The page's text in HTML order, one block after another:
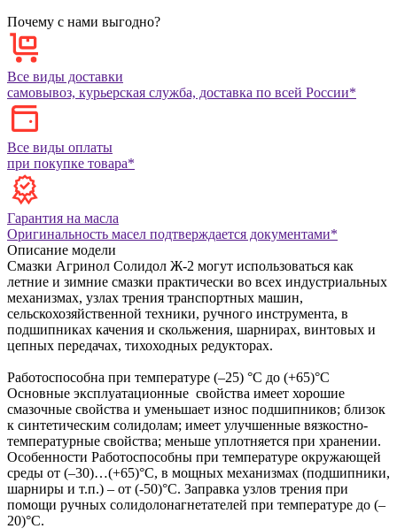
Почему с нами выгодно?
Все виды доставки
самовывоз, курьерская служба, доставка по всей России*
Все виды оплаты
при покупке товара*
Гарантия на масла
Оригинальность масел подтверждается документами*
Описание модели
Смазки Агринол Солидол Ж-2 могут использоваться как
летние и зимние смазки практически во всех индустриальных
механизмах, узлах трения транспортных машин,
сельскохозяйственной техники, ручного инструмента, в
подшипниках качения и скольжения, шарнирах, винтовых и
цепных передачах, тихоходных редукторах.
Работоспособна при температуре (–25) °С до (+65)°С
Основные эксплуатационные свойства имеет хорошие
смазочные свойства и уменьшает износ подшипников; близок
к синтетическим солидолам; имеет улучшенные вязкостно-
температурные свойства; меньше уплотняется при хранении.
Особенности Работоспособны при температуре окружающей
среды от (–30)…(+65)°С, в мощных механизмах (подшипники,
шарниры и т.п.) – от (-50)°С. Заправка узлов трения при
помощи ручных солидолонагнетателей при температуре до (–
20)°С.